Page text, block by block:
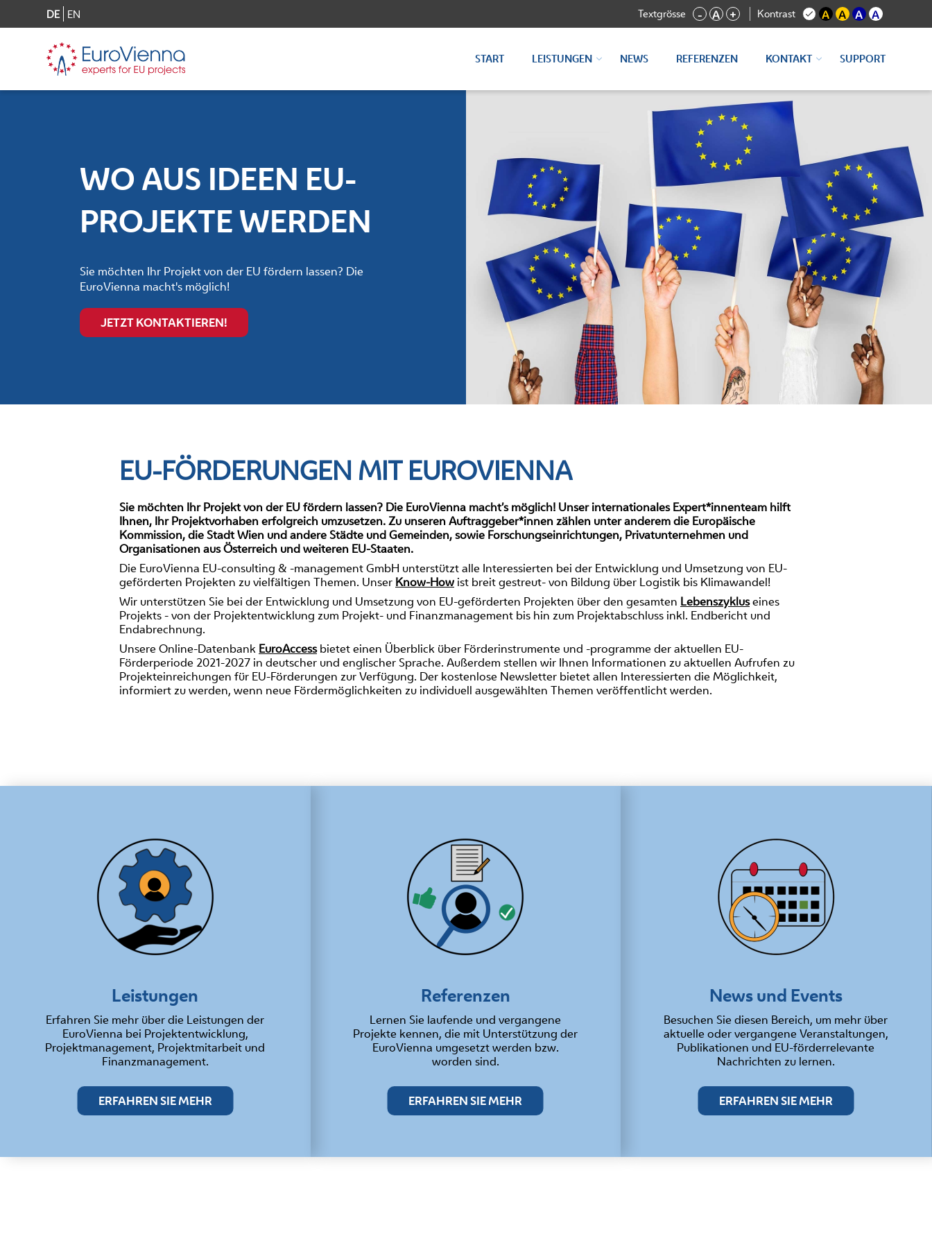
DE EN Textgrösse - A + Kontrast A A A A
START LEISTUNGEN NEWS REFERENZEN KONTAKT SUPPORT
WO AUS IDEEN EU-
PROJEKTE WERDEN
Sie möchten Ihr Projekt von der EU fördern lassen? Die
EuroVienna macht's möglich!
JETZT KONTAKTIEREN!
EU-FÖRDERUNGEN MIT EUROVIENNA
Sie möchten Ihr Projekt von der EU fördern lassen? Die EuroVienna macht’s möglich! Unser internationales Expert*innenteam hilft
Ihnen, Ihr Projektvorhaben erfolgreich umzusetzen. Zu unseren Auftraggeber*innen zählen unter anderem die Europäische
Kommission, die Stadt Wien und andere Städte und Gemeinden, sowie Forschungseinrichtungen, Privatunternehmen und
Organisationen aus Österreich und weiteren EU-Staaten.
Die EuroVienna EU-consulting & -management GmbH unterstützt alle Interessierten bei der Entwicklung und Umsetzung von EU-
geförderten Projekten zu vielfältigen Themen. Unser Know-How ist breit gestreut- von Bildung über Logistik bis Klimawandel!
Wir unterstützen Sie bei der Entwicklung und Umsetzung von EU-geförderten Projekten über den gesamten Lebenszykluseines
Projekts - von der Projektentwicklung zum Projekt- und Finanzmanagement bis hin zum Projektabschluss inkl. Endbericht und
Endabrechnung.
Unsere Online-Datenbank EuroAccessbietet einen Überblick über Förderinstrumente und -programme der aktuellen EU-
Förderperiode 2021-2027 in deutscher und englischer Sprache. Außerdem stellen wir Ihnen Informationen zu aktuellen Aufrufen zu
Projekteinreichungen für EU-Förderungen zur Verfügung. Der kostenlose Newsletter bietet allen Interessierten die Möglichkeit,
informiert zu werden, wenn neue Fördermöglichkeiten zu individuell ausgewählten Themen veröffentlicht werden.
Leistungen
Erfahren Sie mehr über die Leistungen der
EuroVienna bei Projektentwicklung,
Projektmanagement, Projektmitarbeit und
Finanzmanagement.
ERFAHREN SIE MEHR
Referenzen
Lernen Sie laufende und vergangene
Projekte kennen, die mit Unterstützung der
EuroVienna umgesetzt werden bzw.
worden sind.
ERFAHREN SIE MEHR
News und Events
Besuchen Sie diesen Bereich, um mehr über
aktuelle oder vergangene Veranstaltungen,
Publikationen und EU-förderrelevante
Nachrichten zu lernen.
ERFAHREN SIE MEHR